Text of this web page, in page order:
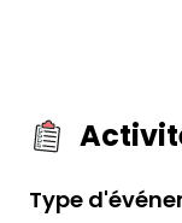
Type